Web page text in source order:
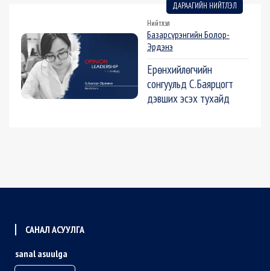
ДАРААГИЙН НИЙТЛЭЛ
Нийтлэл
Базарсүрэнгийн Болор-
Эрдэнэ
Ерөнхийлөгчийн
сонгуульд С.Баярцогт
дэвших эсэх тухайд
САНАЛ АСУУЛГА
sanal asuulga